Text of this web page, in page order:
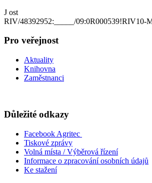
J ost
RIV/48392952:_____/09:0R000539!RIV10-
Pro veřejnost
Aktuality
Knihovna
Zaměstnanci
Důležité odkazy
Facebook Agritec
Tiskové zprávy
Volná místa / Výběrová řízení
Informace o zpracování osobních údajů
Ke stažení